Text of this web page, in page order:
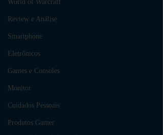
World of Warcraft
Review e Análise
Smartphone
Eletrônicos
Games e Consoles
Monitor
Cuidados Pessoais
Produtos Gamer